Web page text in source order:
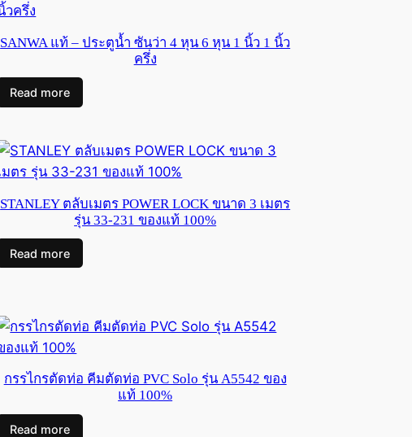
SANWA แท้ – ประตูน้ำ ซันว่า 4 หุน 6 หุน 1 นิ้ว 1 นิ้ว
ครึ่ง
Read more
STANLEY ตลับเมตร POWER LOCK ขนาด 3 เมตร
รุ่น 33-231 ของแท้ 100%
Read more
กรรไกรตัดท่อ คีมตัดท่อ PVC Solo รุ่น A5542 ของ
แท้ 100%
Read more